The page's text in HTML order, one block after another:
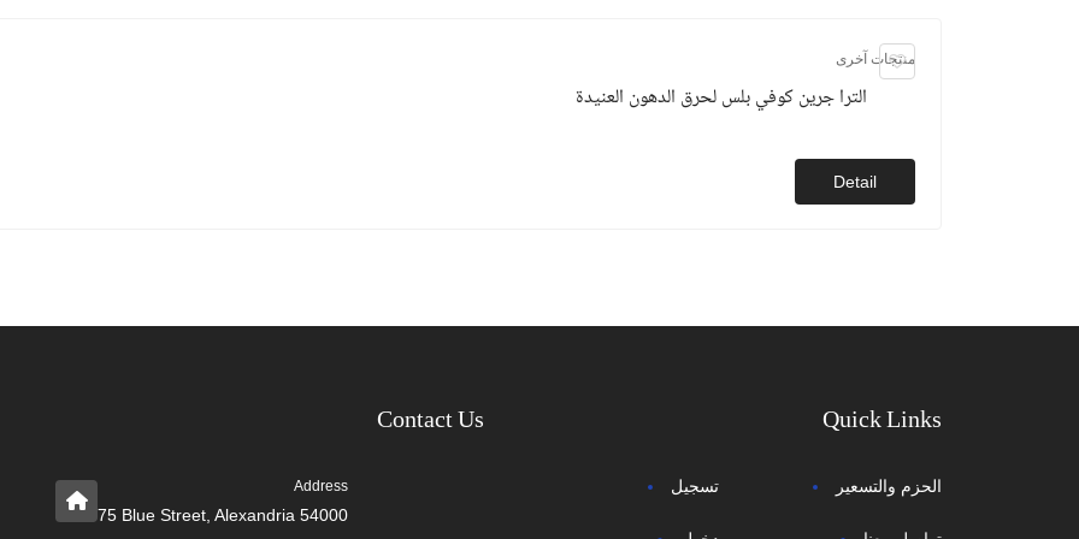
منتجات آخرى
الترا جرين كوفي بلس لحرق الدهون العنيدة
Detail
Contact Us
Address
75 Blue Street, Alexandria 54000
Quick Links
تسجيل الحزم والتسعير